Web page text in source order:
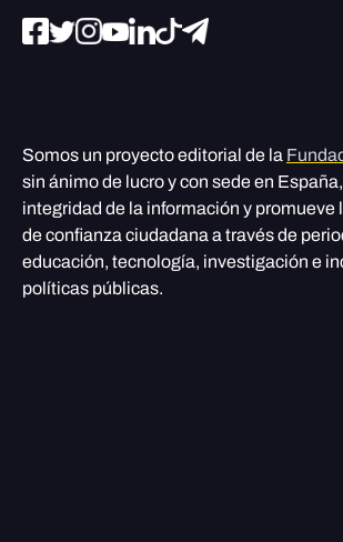
Somos un proyecto editorial de la
sin ánimo de lucro y con sede en
integridad de la información y promueve
de confianza ciudadana a través de
educación, tecnología, investigación e
políticas públicas.